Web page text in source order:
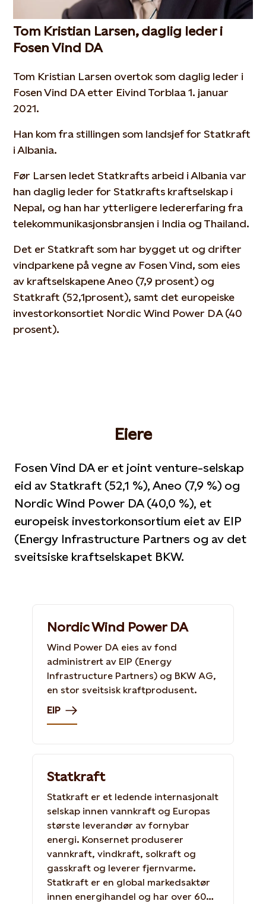
Tom Kristian Larsen, daglig leder i
Fosen Vind DA
Tom Kristian Larsen overtok som daglig leder i
Fosen Vind DA etter Eivind Torblaa 1. januar
2021.
Han kom fra stillingen som landsjef for Statkraft
i Albania.
Før Larsen ledet Statkrafts arbeid i Albania var
han daglig leder for Statkrafts kraftselskap i
Nepal, og han har ytterligere ledererfaring fra
telekommunikasjonsbransjen i India og Thailand.
Det er Statkraft som har bygget ut og drifter
vindparkene på vegne av Fosen Vind, som eies
av kraftselskapene Aneo (7,9 prosent) og
Statkraft (52,1prosent), samt det europeiske
investorkonsortiet Nordic Wind Power DA (40
prosent).
Eiere
Fosen Vind DA er et joint venture-selskap
eid av Statkraft (52,1 %), Aneo (7,9 %) og
Nordic Wind Power DA (40,0 %), et
europeisk investorkonsortium eiet av EIP
(Energy Infrastructure Partners og av det
sveitsiske kraftselskapet BKW.
Nordic Wind Power DA
Wind Power DA eies av fond
administrert av EIP (Energy
Infrastructure Partners) og BKW AG,
en stor sveitsisk kraftprodusent.
EIP
Statkraft
Statkraft er et ledende internasjonalt
selskap innen vannkraft og Europas
største leverandør av fornybar
energi. Konsernet produserer
vannkraft, vindkraft, solkraft og
gasskraft og leverer fjernvarme.
Statkraft er en global markedsaktør
innen energihandel og har over 6000